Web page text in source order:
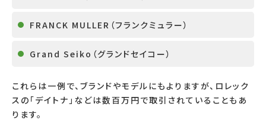
FRANCK MULLER （フランクミュラー）
Grand Seiko （グランドセイコー）
これらは一例で、ブランドやモデルにもよりますが、ロレック
スの「デイトナ」などは数百万円で取引されていることもあ
ります。